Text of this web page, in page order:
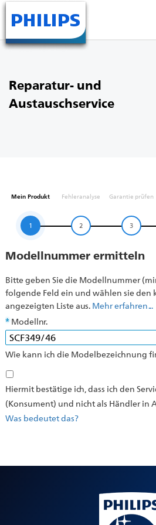
Reparatur- und
Austauschservice
Mein Produkt
1
Fehleranalyse
2
Garantie prüfen
3
Modellnummer ermitteln
Bitte geben Sie die Modellnummer
folgende Feld ein und wählen sie den
angezeigten Liste aus.Mehr erfahren ...
Modellnr.
Wie kann ich die Modelbezeichnung
Hiermit bestätige ich, dass ich den
(Konsument) und nicht als Händler in
Was bedeutet das?